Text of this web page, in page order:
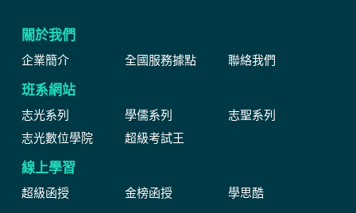
關於我們
企業簡介 全國服務據點 聯絡我們
班系網站
志光系列 學儒系列
志聖系列
志光數位學院
超級考試王
線上學習
超級函授 金榜函授 學思酷